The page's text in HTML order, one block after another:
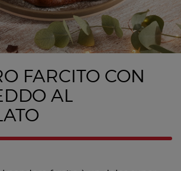
FARCITO CON
AL